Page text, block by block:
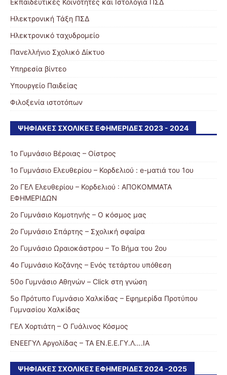
Ηλεκτρονική Τάξη ΠΣΔ
Ηλεκτρονικό ταχυδρομείο
Πανελλήνιο Σχολικό Δίκτυο
Υπηρεσία βίντεο
Υπουργείο Παιδείας
Φιλοξενία ιστοτόπων
ΨΗΦΙΑΚΈΣ ΣΧΟΛΙΚΈΣ ΕΦΗΜΕΡΊΔΕΣ 2023 - 2024
1ο Γυμνάσιο Βέροιας – Οίστρος
1ο Γυμνάσιο Ελευθερίου – Κορδελιού : e-ματιά του 1ου
2ο ΓΕΛ Ελευθερίου – Κορδελιού : ΑΠΟΚΟΜΜΑΤΑ
ΕΦΗΜΕΡΙΔΩΝ
2ο Γυμνάσιο Κομοτηνής – Ο κόσμος μας
2ο Γυμνάσιο Σπάρτης – Σχολική σφαίρα
2ο Γυμνάσιο Ωραιοκάστρου – Το Βήμα του 2ου
4ο Γυμνάσιο Κοζάνης – Ενός τετάρτου υπόθεση
50ο Γυμνάσιο Αθηνών – Click στη γνώση
5ο Πρότυπο Γυμνάσιο Χαλκίδας – Εφημερίδα Προτύπου
Γυμνασίου Χαλκίδας
ΓΕΛ Χορτιάτη – Ο Γυάλινος Κόσμος
ΕΝΕΕΓΥΛ Αργολίδας – ΤΑ ΕΝ.Ε.Ε.ΓΥ.Λ….ΙΑ
ΨΗΦΙΑΚΈΣ ΣΧΟΛΙΚΈΣ ΕΦΗΜΕΡΊΔΕΣ 2024 -2025